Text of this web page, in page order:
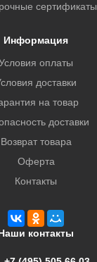
сертификаты
Информация
оплаты
доставки
на товар
доставки
Возврат товара
Оферта
Контакты
контакты